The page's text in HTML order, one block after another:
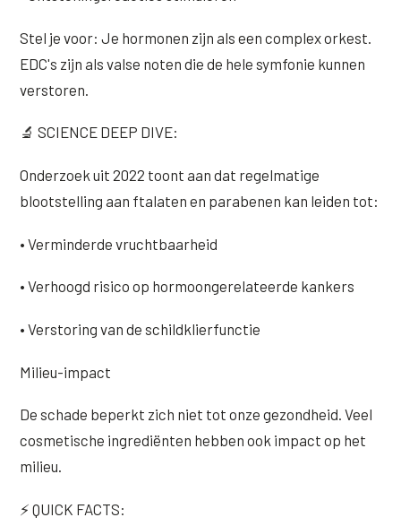
Stel je voor: Je hormonen zijn als een complex orkest.
EDC's zijn als valse noten die de hele symfonie kunnen
verstoren.
🔬 SCIENCE DEEP DIVE:
Onderzoek uit 2022 toont aan dat regelmatige
blootstelling aan ftalaten en parabenen kan leiden tot:
• Verminderde vruchtbaarheid
• Verhoogd risico op hormoongerelateerde kankers
• Verstoring van de schildklierfunctie
Milieu-impact
De schade beperkt zich niet tot onze gezondheid. Veel
cosmetische ingrediënten hebben ook impact op het
milieu.
⚡ QUICK FACTS: